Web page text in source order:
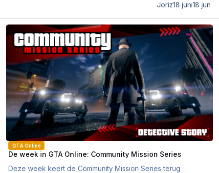
Joriz18 juni18 jun
De week in GTA Online: Community Mission Series
GTA Online
De week in GTA Online: Community Mission Series
Deze week keert de Community Mission Series terug